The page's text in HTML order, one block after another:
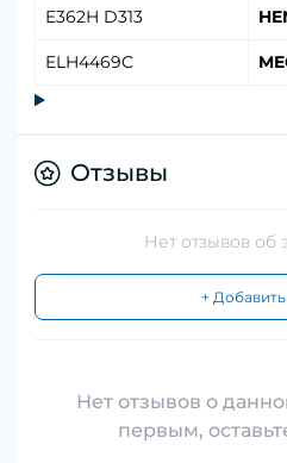
E362H D313
ELH4469C
Отзывы
Нет отзывов об
+
Нет отзывов о
первым,